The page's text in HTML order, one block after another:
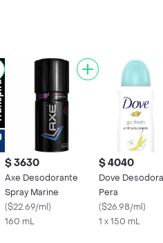
$ 3630
Axe Desodorante
Spray Marine
($22.69/ml)
160 mL
$ 4040
Dove
Pera
($26.98/ml)
1 x 150 mL